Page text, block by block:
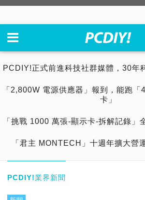
PCDIY!正式前進科技社群媒體，30年
「2,800W 電源供應器」報到，能跑
卡」
「挑戰 1000 萬張-顯示卡-拆解記錄」
「君主 MONTECH」十週年擴大營
PCDIY!業界新聞